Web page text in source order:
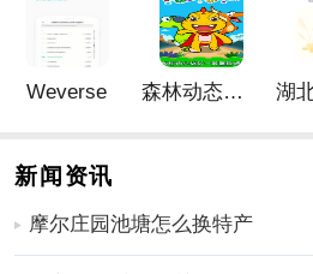
Weverse 森林动态壁纸
新闻资讯
摩尔庄园池塘怎么换特产